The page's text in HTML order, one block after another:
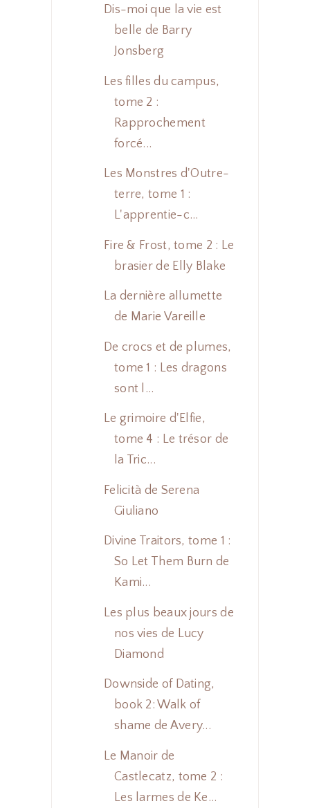
Dis-moi que la vie est
belle de Barry
Jonsberg
Les filles du campus,
tome 2 :
Rapprochement
forcé...
Les Monstres d'Outre-
terre, tome 1 :
L'apprentie-c...
Fire & Frost, tome 2 : Le
brasier de Elly Blake
La dernière allumette
de Marie Vareille
De crocs et de plumes,
tome 1 : Les dragons
sont l...
Le grimoire d'Elfie,
tome 4 : Le trésor de
la Tric...
Felicità de Serena
Giuliano
Divine Traitors, tome 1 :
So Let Them Burn de
Kami...
Les plus beaux jours de
nos vies de Lucy
Diamond
Downside of Dating,
book 2: Walk of
shame de Avery...
Le Manoir de
Castlecatz, tome 2 :
Les larmes de Ke...